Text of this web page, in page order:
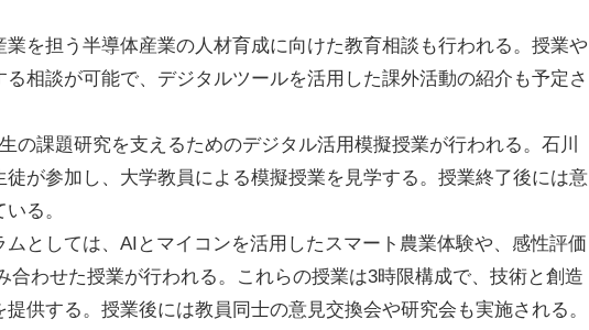
を担う半導体産業の人材育成に向けた教育相談も行われる。授業や
る相談が可能で、デジタルツールを活用した課外活動の紹介も予定さ
の課題研究を支えるためのデジタル活用模擬授業が行われる。石川
徒が参加し、大学教員による模擬授業を見学する。授業終了後には意
る。
としては、AIとマイコンを活用したスマート農業体験や、感性評価
合わせた授業が行われる。これらの授業は3時限構成で、技術と創造
供する。授業後には教員同士の意見交換会や研究会も実施される。